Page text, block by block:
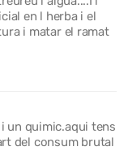
en l herba i el
i matar el ramat
un quimic.aqui tens
del consum brutal